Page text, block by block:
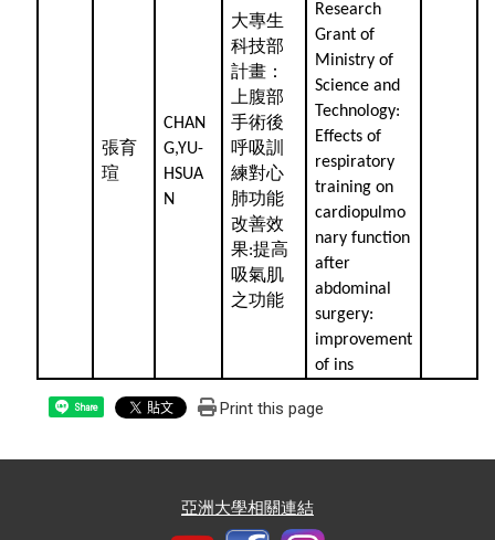
張育
瑄
CHAN
G,YU-
HSUA
N
大專生
科技部
計畫：
上腹部
手術後
呼吸訓
練對心
肺功能
改善效
果:提高
吸氣肌
之功能
Research
Grant of
Ministry of
Science and
Technology:
Effects of
respiratory
training on
cardiopulmo
nary function
after
abdominal
surgery:
improvement
of ins
Share Print this page
亞洲大學相關連結